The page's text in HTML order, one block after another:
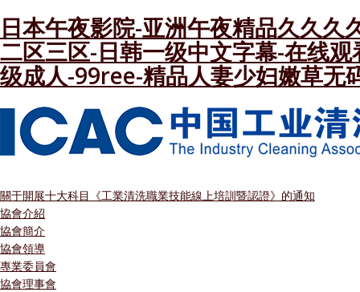
日本午夜影院-亚洲午夜精品久久
二区三区-日韩一级中文字幕-在线
级成人-99ree-精品人妻少妇嫩草无
關于開展十大科目《工業清洗職業技能線上培訓暨認證》的通知
協會介紹
協會簡介
協會領導
專業委員會
協會理事會